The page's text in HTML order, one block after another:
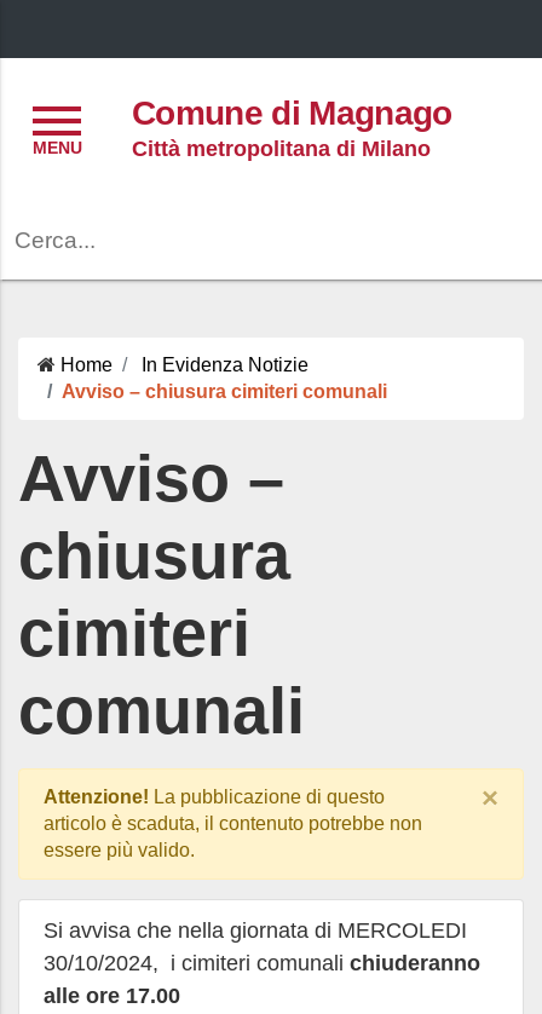
Comune di Magnago
Città metropolitana di Milano
Home In Evidenza Notizie
Avviso – chiusura cimiteri comunali
Avviso –
chiusura
cimiteri
comunali
Attenzione! La pubblicazione di questo
articolo è scaduta, il contenuto potrebbe non
essere più valido.
×
Si avvisa che nella giornata di MERCOLEDI
30/10/2024, i cimiteri comunali chiuderanno
alle ore 17.00